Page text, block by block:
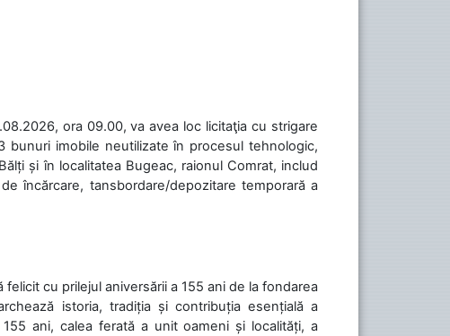
ora 09.00, va avea loc licitaţia cu strigare
imobile neutilizate în procesul tehnologic,
și în localitatea Bugeac, raionul Comrat, includ
încărcare, tansbordare/depozitare temporară a
cu prilejul aniversării a 155 ani de la fondarea
istoria, tradiția și contribuția esențială a
ani, calea ferată a unit oameni și localități, a